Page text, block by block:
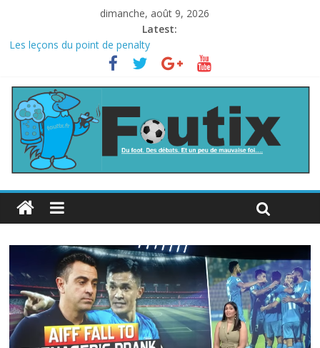
dimanche, août 9, 2026
Latest:
Les leçons du point de penalty
Le football italien retombe dans le chaos
La FIFA veut vendre une part de la Coupe du monde à des fonds
privés, la planète football s’insurge
Les curiosités de la Coupe du monde
L’Inde et la Chine, trop mauvais au football ?